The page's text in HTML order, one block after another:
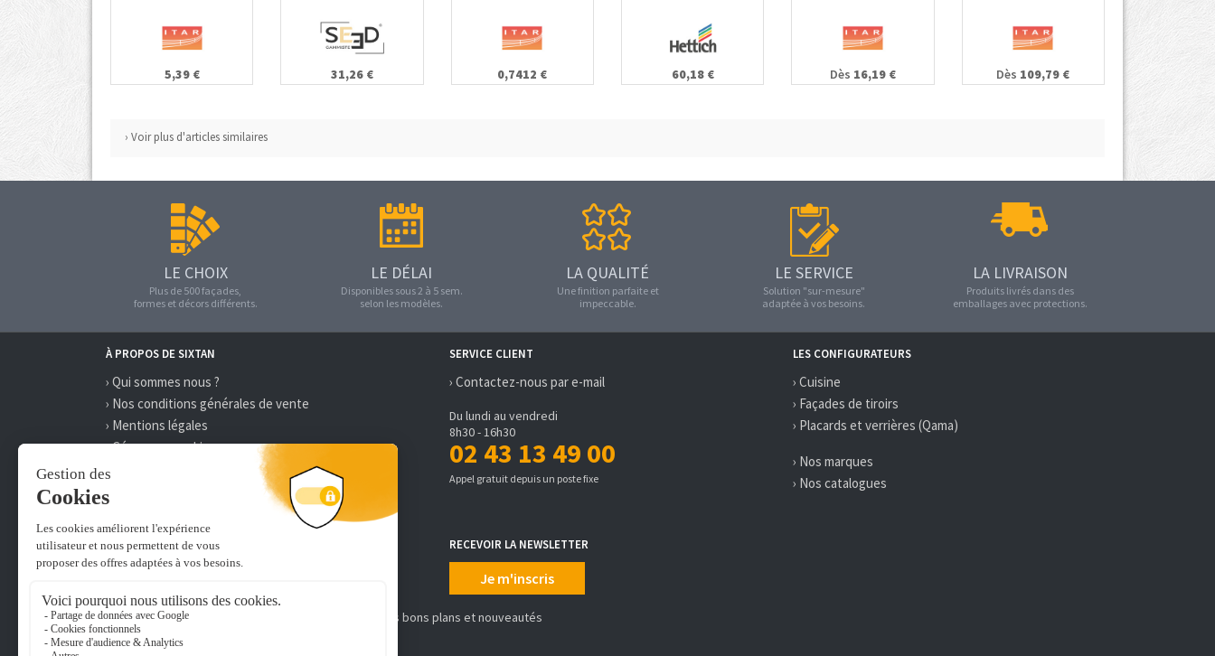
5,39 € 31,26 € 0,7412 € 60,18 € Dès 16,19 € Dès 109,79 €
› Voir plus d'articles similaires
LE CHOIX
Plus de 500 façades,
formes et décors différents.
LE DÉLAI
Disponibles sous 2 à 5 sem.
selon les modèles.
LA QUALITÉ
Une finition parfaite et
impeccable.
LE SERVICE
Solution "sur-mesure"
adaptée à vos besoins.
LA LIVRAISON
Produits livrés dans des
emballages avec protections.
À PROPOS DE SIXTAN
› Qui sommes nous ?
› Nos conditions générales de vente
› Mentions légales
› Gérer mes cookies
› Délai et frais de livraison
SERVICE CLIENT
› Contactez-nous par e-mail
Du lundi au vendredi
8h30 - 16h30
02 43 13 49 00
Appel gratuit depuis un poste fixe
LES CONFIGURATEURS
› Cuisine
› Façades de tiroirs
› Placards et verrières (Qama)
› Nos marques
› Nos catalogues
Une société du groupe :
RECEVOIR LA NEWSLETTER
Je m'inscris
Abonnez-vous à la newsletter Sixtan.fr pour recevoir nos bons plans et nouveautés
MOYENS DE PAIEMENT